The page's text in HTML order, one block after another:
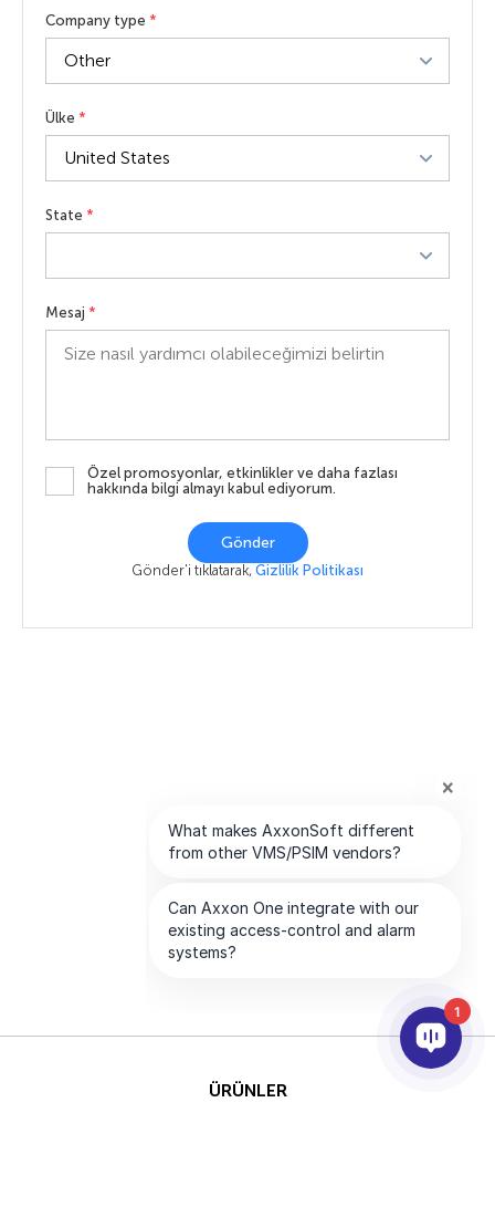
Company type *
Ülke *
State *
Mesaj *
Özel promosyonlar, etkinlikler ve daha fazlası
hakkında bilgi almayı kabul ediyorum.
Gönder
Gönder'i tıklatarak, Gizlilik Politikası
ÜRÜNLER
1